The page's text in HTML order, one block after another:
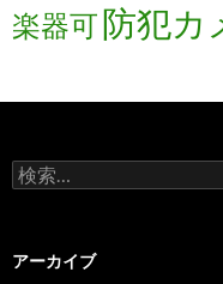
楽器可防犯カ
検
索:
アーカイブ